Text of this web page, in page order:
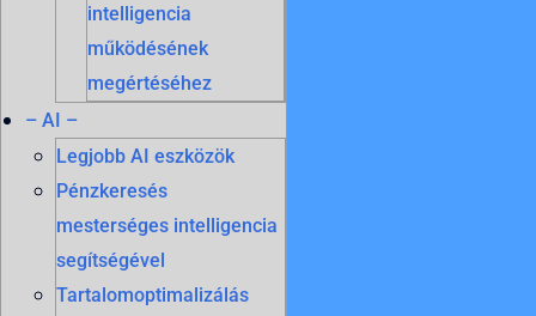
intelligencia
működésének
megértéséhez
– AI –
Legjobb AI eszközök
Pénzkeresés
mesterséges intelligencia
segítségével
Tartalomoptimalizálás